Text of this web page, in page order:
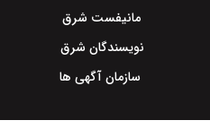
مانیفست شرق
نویسندگان شرق
سازمان آگهی ها